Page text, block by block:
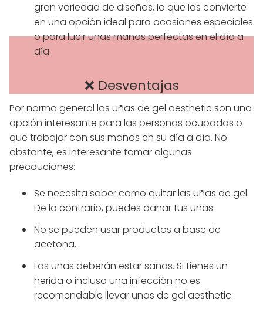
gran variedad de diseños, lo que las convierte
en una opción ideal para ocasiones especiales
o para lucir unas manos perfectas en el día a
día.
❌ Desventajas
Por norma general las uñas de gel aesthetic son una
opción interesante para las personas ocupadas o
que trabajar con sus manos en su día a día. No
obstante, es interesante tomar algunas
precauciones:
Se necesita saber como quitar las uñas de gel.
De lo contrario, puedes dañar tus uñas.
No se pueden usar productos a base de
acetona.
Las uñas deberán estar sanas. Si tienes un
herida o incluso una infección no es
recomendable llevar unas de gel aesthetic.